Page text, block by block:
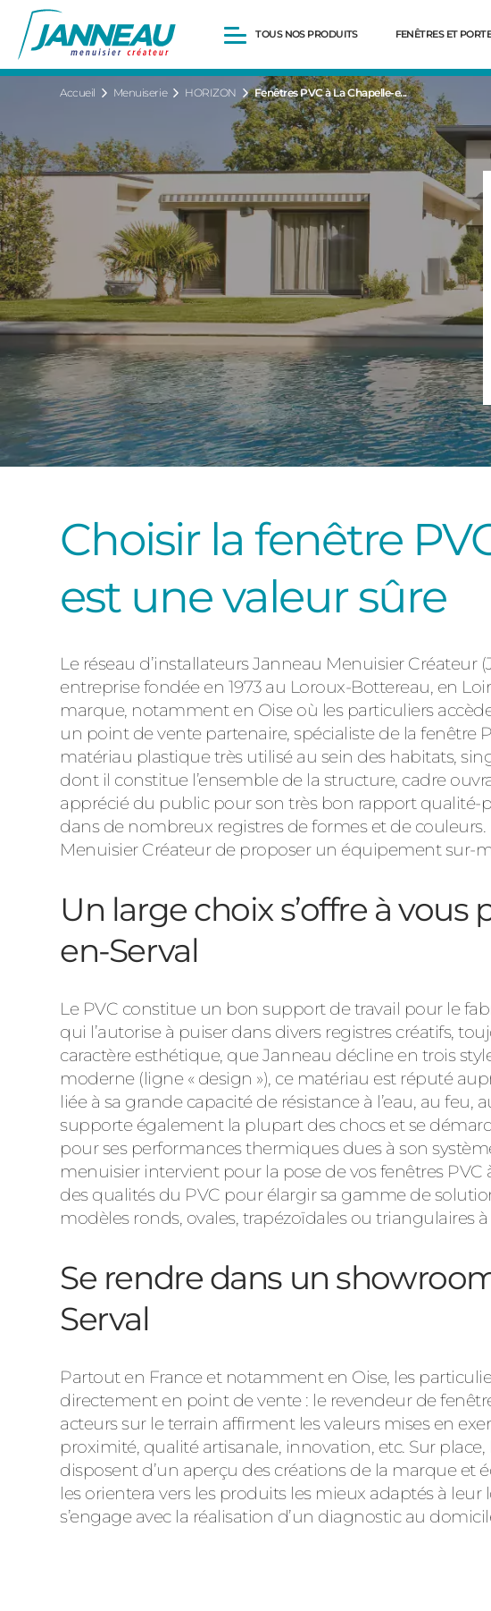
TOUS NOS PRODUITS
Portes d’entrée
Volets roulants
Portails et portillons
Carports
Clôtures
FENÊTRES ET
Accueil Menuiserie HORIZON Fenêtres PVC à La Chapelle-e...
Choisir la fenêtre
est une valeur sûre
Le réseau d’installateurs Janneau Menuisier
entreprise fondée en 1973 au Loroux-Bottereau, en
marque, notamment en Oise où les particuliers
un point de vente partenaire, spécialiste de la fenêtre
matériau plastique très utilisé au sein des habitats,
dont il constitue l’ensemble de la structure, cadre
apprécié du public pour son très bon rapport qualité-
dans de nombreux registres de formes et de
Menuisier Créateur de proposer un équipement sur-
Un large choix s’offre à
en-Serval
Le PVC constitue un bon support de travail pour le
qui l’autorise à puiser dans divers registres créatifs,
caractère esthétique, que Janneau décline en trois
moderne (ligne « design »), ce matériau est réputé
liée à sa grande capacité de résistance à l’eau, au
supporte également la plupart des chocs et se
pour ses performances thermiques dues à son
menuisier intervient pour la pose de vos fenêtres PVC
des qualités du PVC pour élargir sa gamme de
modèles ronds, ovales, trapézoïdales ou triangulaires
Se rendre dans un
Serval
Partout en France et notamment en Oise, les
directement en point de vente : le revendeur de
acteurs sur le terrain affirment les valeurs mises en
proximité, qualité artisanale, innovation, etc. Sur
disposent d’un aperçu des créations de la marque
les orientera vers les produits les mieux adaptés à
s’engage avec la réalisation d’un diagnostic au